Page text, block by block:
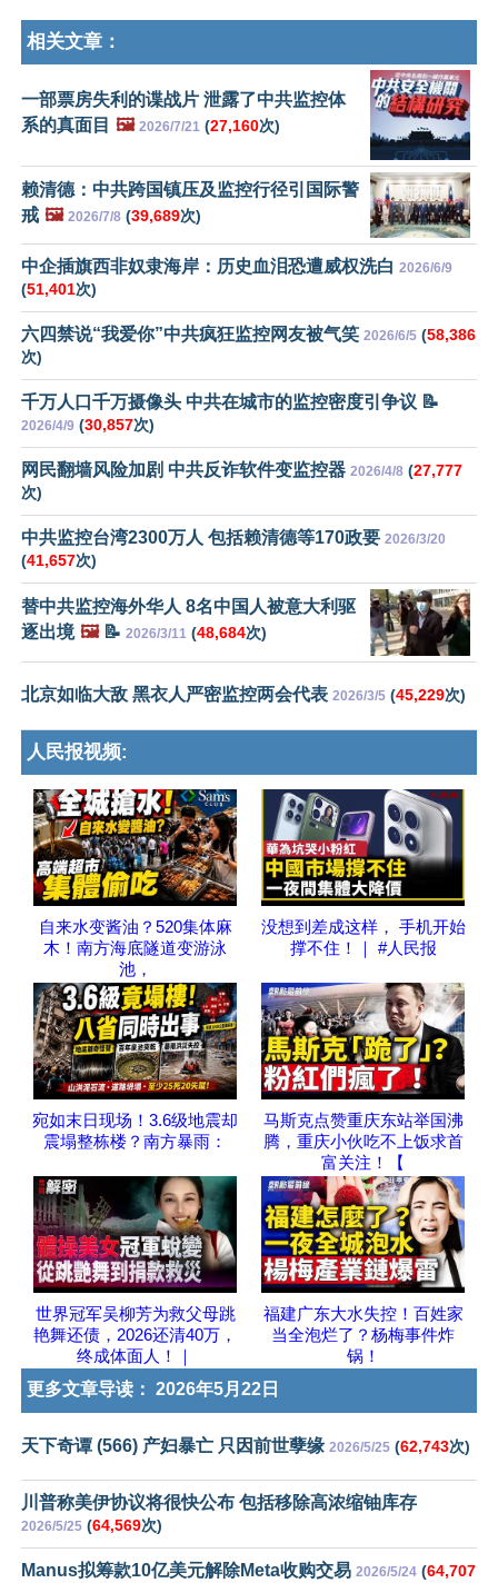
相关文章：
一部票房失利的谍战片 泄露了中共监控体
系的真面目 🖼️ 2026/7/21 (27,160次)
赖清德：中共跨国镇压及监控行径引国际警
戒 🖼️ 2026/7/8 (39,689次)
中企插旗西非奴隶海岸：历史血泪恐遭威权洗白 2026/6/9
(51,401次)
六四禁说“我爱你”中共疯狂监控网友被气笑 2026/6/5 (58,386
次)
千万人口千万摄像头 中共在城市的监控密度引争议 📝
2026/4/9 (30,857次)
网民翻墙风险加剧 中共反诈软件变监控器 2026/4/8 (27,777
次)
中共监控台湾2300万人 包括赖清德等170政要 2026/3/20
(41,657次)
替中共监控海外华人 8名中国人被意大利驱
逐出境 🖼️📝 2026/3/11 (48,684次)
北京如临大敌 黑衣人严密监控两会代表 2026/3/5 (45,229次)
人民报视频:
自来水变酱油？520集体麻
木！南方海底隧道变游泳
池，
没想到差成这样， 手机开始
撑不住！｜ #人民报
宛如末日现场！3.6级地震却
震塌整栋楼？南方暴雨：
马斯克点赞重庆东站举国沸
腾，重庆小伙吃不上饭求首
富关注！【
世界冠军吴柳芳为救父母跳
艳舞还债，2026还清40万，
终成体面人！｜
福建广东大水失控！百姓家
当全泡烂了？杨梅事件炸
锅！
更多文章导读： 2026年5月22日
天下奇谭 (566) 产妇暴亡 只因前世孽缘 2026/5/25 (62,743次)
川普称美伊协议将很快公布 包括移除高浓缩铀库存
2026/5/25 (64,569次)
Manus拟筹款10亿美元解除Meta收购交易 2026/5/24 (64,707